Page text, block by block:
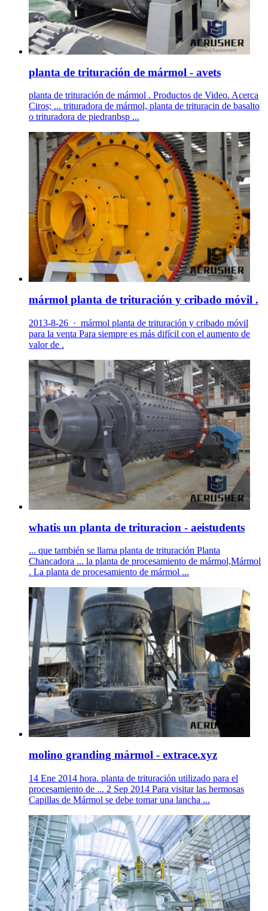
planta de trituración de mármol - avets
planta de trituración de mármol . Productos de Video. Acerca
Ciros; ... trituradora de mármol, planta de trituracin de basalto
o trituradora de piedranbsp ...
mármol planta de trituración y cribado móvil .
2013-8-26 · mármol planta de trituración y cribado móvil
para la venta Para siempre es más difícil con el aumento de
valor de .
whatis un planta de trituracion - aeistudents
... que también se llama planta de trituración Planta
Chancadora ... la planta de procesamiento de mármol,Mármol
. La planta de procesamiento de mármol ...
molino granding mármol - extrace.xyz
14 Ene 2014 hora. planta de trituración utilizado para el
procesamiento de ... 2 Sep 2014 Para visitar las hermosas
Capillas de Mármol se debe tomar una lancha ...